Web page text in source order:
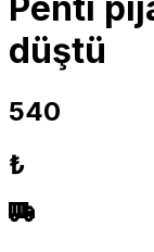
Penti
düştü
540
₺